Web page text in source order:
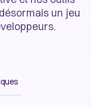
un jeu